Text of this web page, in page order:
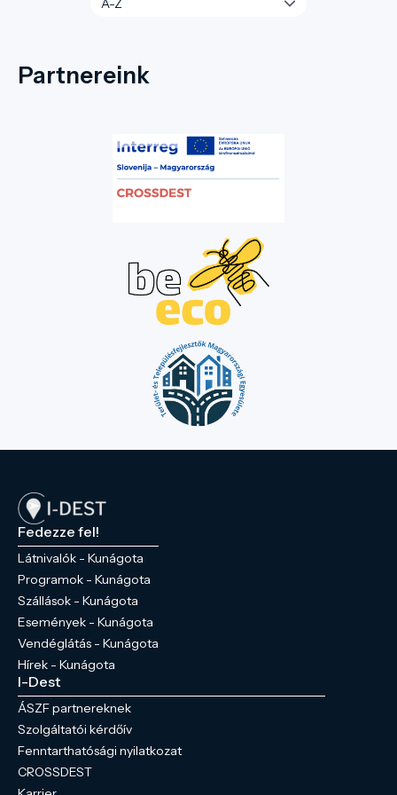
Partnereink
Fedezze fel!
Látnivalók - Kunágota
Programok - Kunágota
Szállások - Kunágota
Események - Kunágota
Vendéglátás - Kunágota
Hírek - Kunágota
I-Dest
ÁSZF partnereknek
Szolgáltatói kérdőív
Fenntarthatósági nyilatkozat
CROSSDEST